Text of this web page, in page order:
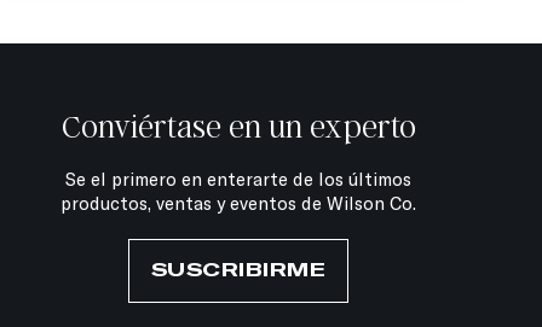
Conviértase en un experto
Se el primero en enterarte de los últimos
productos, ventas y eventos de Wilson Co.
SUSCRIBIRME